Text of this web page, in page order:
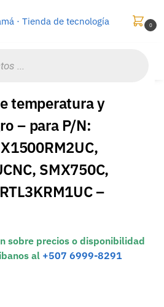
0
temperatura y
– para P/N:
SMX750C,
–
sobre precios o disponibilidad
al +507 6999-8291